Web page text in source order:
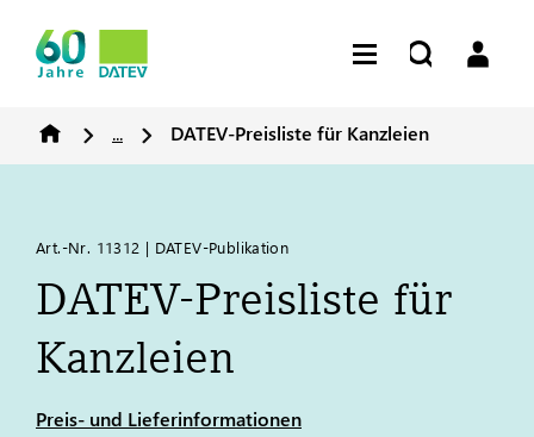
... DATEV-Preisliste für Kanzleien
Art.-Nr. 11312 | DATEV-Publikation
DATEV-Preisliste für
Kanzleien
Preis- und Lieferinformationen